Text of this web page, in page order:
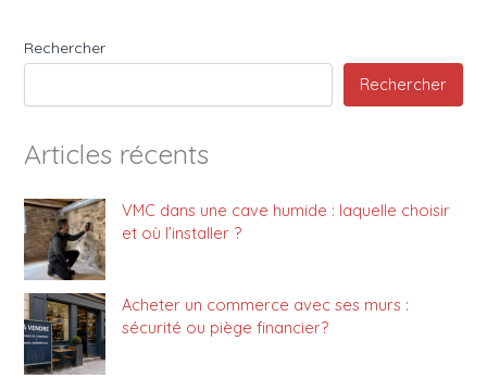
Rechercher
Rechercher
Articles récents
VMC dans une cave humide : laquelle choisir
et où l’installer ?
Acheter un commerce avec ses murs :
sécurité ou piège financier?